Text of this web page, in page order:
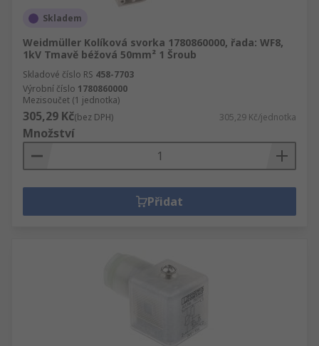
Skladem
Weidmüller Kolíková svorka 1780860000, řada: WF8,
1kV Tmavě béžová 50mm² 1 Šroub
Skladové číslo RS 458-7703
Výrobní číslo 1780860000
Mezisoučet (1 jednotka)
305,29 Kč(bez DPH) 305,29 Kč/jednotka
Množství
Přidat